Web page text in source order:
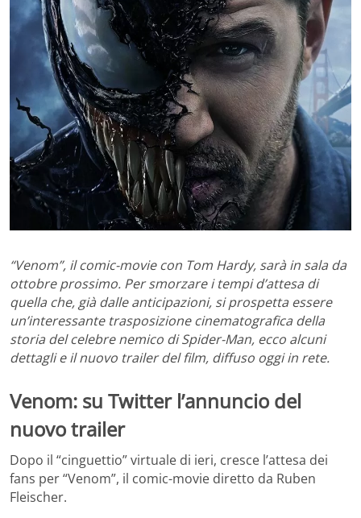
“Venom”, il comic-movie con Tom Hardy, sarà in sala da
ottobre prossimo. Per smorzare i tempi d’attesa di
quella che, già dalle anticipazioni, si prospetta essere
un’interessante trasposizione cinematografica della
storia del celebre nemico di Spider-Man, ecco alcuni
dettagli e il nuovo trailer del film, diffuso oggi in rete.
Venom: su Twitter l’annuncio del
nuovo trailer
Dopo il “cinguettio” virtuale di ieri, cresce l’attesa dei
fans per “Venom”, il comic-movie diretto da Ruben
Fleischer.